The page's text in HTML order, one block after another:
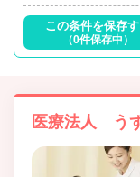
この条件を保存
（0件保存中）
医療法人 う